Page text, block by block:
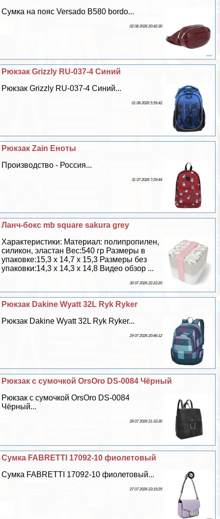
Сумка на пояс Versado B580 bordo...
02 08 2026 20:42:30
Рюкзак Grizzly RU-037-4 Синий
Рюкзак Grizzly RU-037-4 Синий...
01 08 2026 5:59:42
Рюкзак Zain Еноты
Производство - Россия...
31 07 2026 7:29:44
Ланч-бокс mb square sakura grey
Хаpaктеристики: Материал: полипропилен,
силикон, эластан Вес:540 гр Размеры в
упаковке:15,3 х 14,7 х 15,3 Размеры без
упаковки:14,3 х 14,3 х 14,8 Видео обзор ...
30 07 2026 22:23:20
Рюкзак Dakine Wyatt 32L Ryk Ryker
Рюкзак Dakine Wyatt 32L Ryk Ryker...
29 07 2026 20:46:12
Рюкзак с сумочкой OrsOro DS-0084 Чёрный
Рюкзак с сумочкой OrsOro DS-0084
Чёрный...
28 07 2026 21:33:30
Сумка FABRETTI 17092-10 фиолетовый
Сумка FABRETTI 17092-10 фиолетовый...
27 07 2026 23:19:29